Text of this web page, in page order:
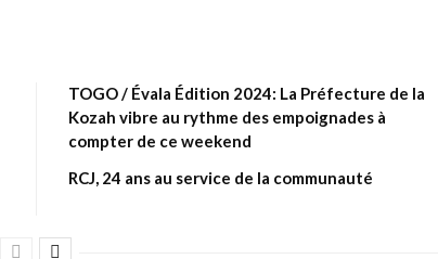
TOGO / Évala Édition 2024: La Préfecture de la
Kozah vibre au rythme des empoignades à
compter de ce weekend
RCJ, 24 ans au service de la communauté